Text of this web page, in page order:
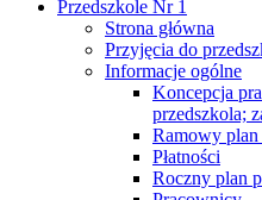
Przedszkole Nr 1
Strona główna
Przyjęcia do
Informacje ogólne
Koncepcja
przedszkola;
Ramowy plan
Płatności
Roczny plan